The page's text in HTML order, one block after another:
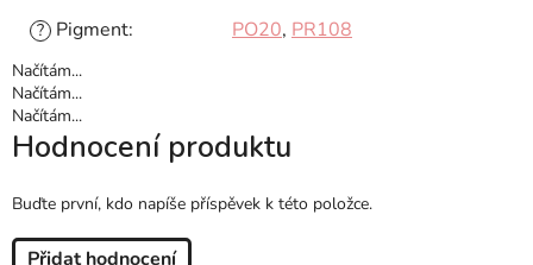
? Pigment: PO20, PR108
Načítám...
Načítám...
Načítám...
Hodnocení produktu
Buďte první, kdo napíše příspěvek k této položce.
Přidat hodnocení